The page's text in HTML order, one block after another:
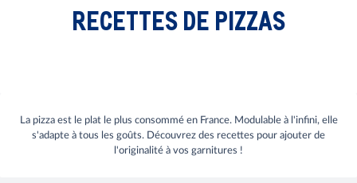
RECETTES DE PIZZAS
La pizza est le plat le plus consommé en France. Modulable à l'infini, elle
s'adapte à tous les goûts. Découvrez des recettes pour ajouter de
l'originalité à vos garnitures !